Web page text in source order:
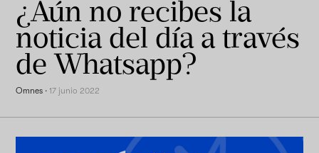
¿Aún no recibes la
noticia del día a través
de Whatsapp?
Omnes ·17 junio 2022